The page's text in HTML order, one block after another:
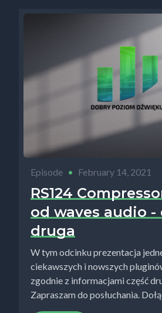
Episode • February 14, 2021
RS124
od waves audio -
druga
W tym odcinku prezentacja
ciekawszych i nowszych
zgodnie z informacjami część
Zapraszam do posłuchania.